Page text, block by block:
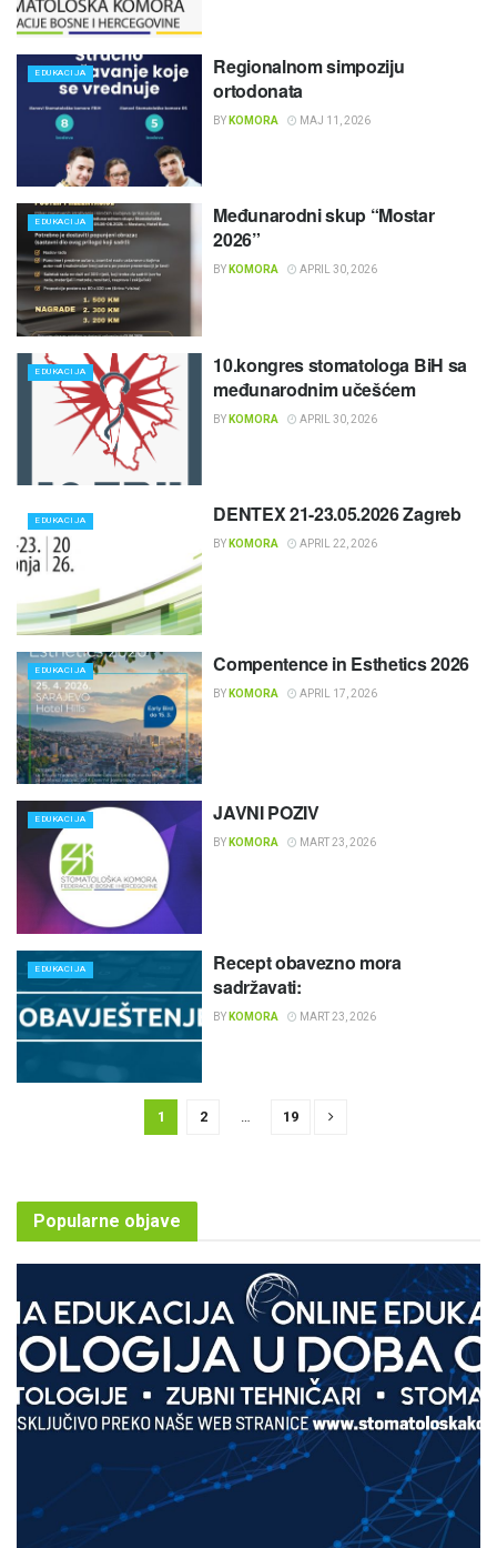
EDUKACIJA
Regionalnom simpoziju
ortodonata
BY KOMORA MAJ 11, 2026
EDUKACIJA
Međunarodni skup “Mostar
2026”
BY KOMORA APRIL 30, 2026
EDUKACIJA
10.kongres stomatologa BiH sa
međunarodnim učešćem
BY KOMORA APRIL 30, 2026
EDUKACIJA DENTEX 21-23.05.2026 Zagreb
BY KOMORA APRIL 22, 2026
EDUKACIJA Compentence in Esthetics 2026
BY KOMORA APRIL 17, 2026
EDUKACIJA JAVNI POZIV
BY KOMORA MART 23, 2026
EDUKACIJA
Recept obavezno mora
sadržavati:
BY KOMORA MART 23, 2026
1 2 … 19
Popularne objave